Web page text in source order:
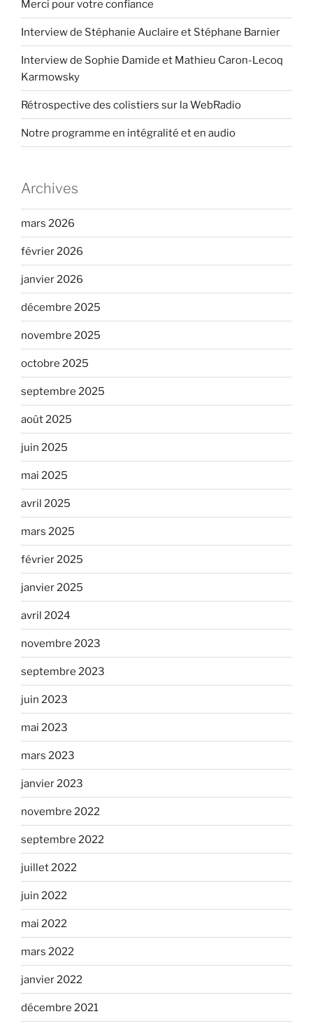
électoraux
de
maire
2020 ! A
quand
une
sortir
ce
Merci pour votre confiance
Interview de Stéphanie Auclaire et Stéphane Barnier
Interview de Sophie Damide et Mathieu Caron-Lecoq
Karmowsky
Rétrospective des colistiers sur la WebRadio
Notre programme en intégralité et en audio
Archives
mars 2026
février 2026
janvier 2026
décembre 2025
novembre 2025
octobre 2025
septembre 2025
août 2025
juin 2025
mai 2025
avril 2025
mars 2025
février 2025
janvier 2025
avril 2024
novembre 2023
septembre 2023
juin 2023
mai 2023
mars 2023
janvier 2023
novembre 2022
septembre 2022
juillet 2022
juin 2022
mai 2022
mars 2022
janvier 2022
décembre 2021